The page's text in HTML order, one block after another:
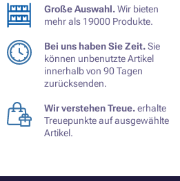
Große Auswahl.Wir bieten
mehr als 19000 Produkte.
Bei uns haben Sie Zeit.Sie
können unbenutzte Artikel
innerhalb von 90 Tagen
zurücksenden.
Wir verstehen Treue.erhalte
Treuepunkte auf ausgewählte
Artikel.